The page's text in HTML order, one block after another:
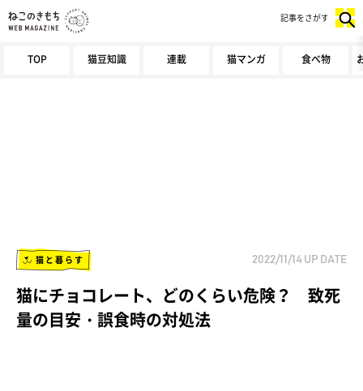
TOP 猫豆知識 連載 猫マンガ 食べ物
記事をさがす
猫と暮らす 2022/11/14 UP DATE
猫にチョコレート、どのくらい危険？ 致死
量の目安・誤食時の対処法